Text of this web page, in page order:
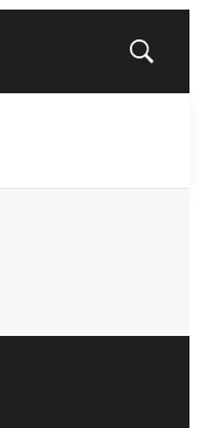
Mostrar